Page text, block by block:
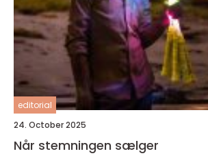
editorial
24. October 2025
Når stemningen sælger